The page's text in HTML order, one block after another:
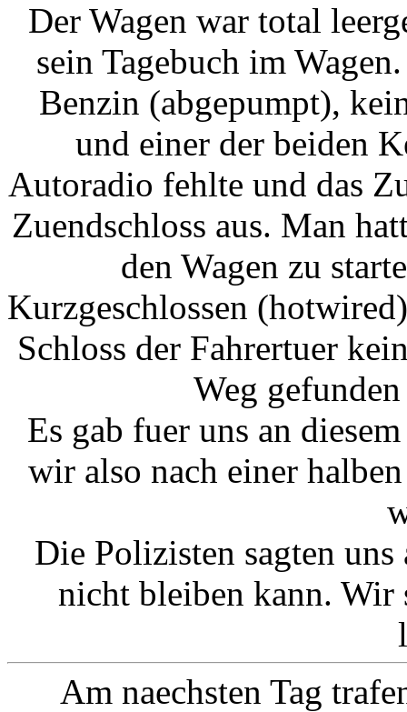
Der Wagen war total
sein Tagebuch im
Benzin (abgepumpt),
und einer der beiden
Autoradio fehlte und das
Zuendschloss aus. Man
den Wagen zu
Kurzgeschlossen
Schloss der Fahrertuer
Weg
Es gab fuer uns an
wir also nach einer
Die Polizisten sagten uns
nicht bleiben kann. Wir
Am naechsten Tag